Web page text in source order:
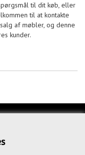
til dit køb, eller
til at kontakte
af møbler, og denne
kunder.